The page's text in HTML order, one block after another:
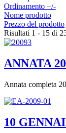
Ordinamento +/-
Nome prodotto
Prezzo del prodotto
Risultati 1 - 15 di
ANNATA
Annata completa
10